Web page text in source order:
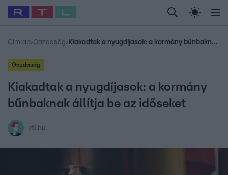
Legfrissebb RTL Híradó Randi Celeb vagyok,
Babits Marcella Most Wanted Gallusz
Címlap›Gazdaság› Kiakadtak a nyugdíjasok: a kormány bűnbaknak állítja be az időseket
Gazdaság
Kiakadtak a nyugdíjasok: a kormány
bűnbaknak állítja be az időseket
rtl.hu